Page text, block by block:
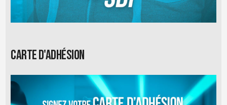
Carte d'adhésion